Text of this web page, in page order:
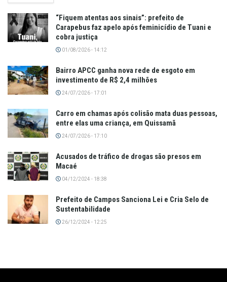
“Fiquem atentas aos sinais”: prefeito de
Carapebus faz apelo após feminicídio de Tuani e
cobra justiça
01/08/2026 - 14:12
Bairro APCC ganha nova rede de esgoto em
investimento de R$ 2,4 milhões
24/07/2026 - 17:01
Carro em chamas após colisão mata duas pessoas,
entre elas uma criança, em Quissamã
24/07/2026 - 17:10
Acusados de tráfico de drogas são presos em
Macaé
04/12/2024 - 18:38
Prefeito de Campos Sanciona Lei e Cria Selo de
Sustentabilidade
26/12/2024 - 12:25